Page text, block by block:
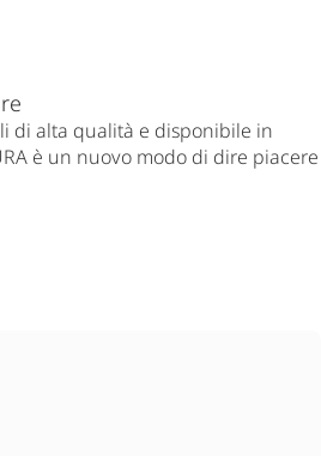
di alta qualità e disponibile in
è un nuovo modo di dire piacere